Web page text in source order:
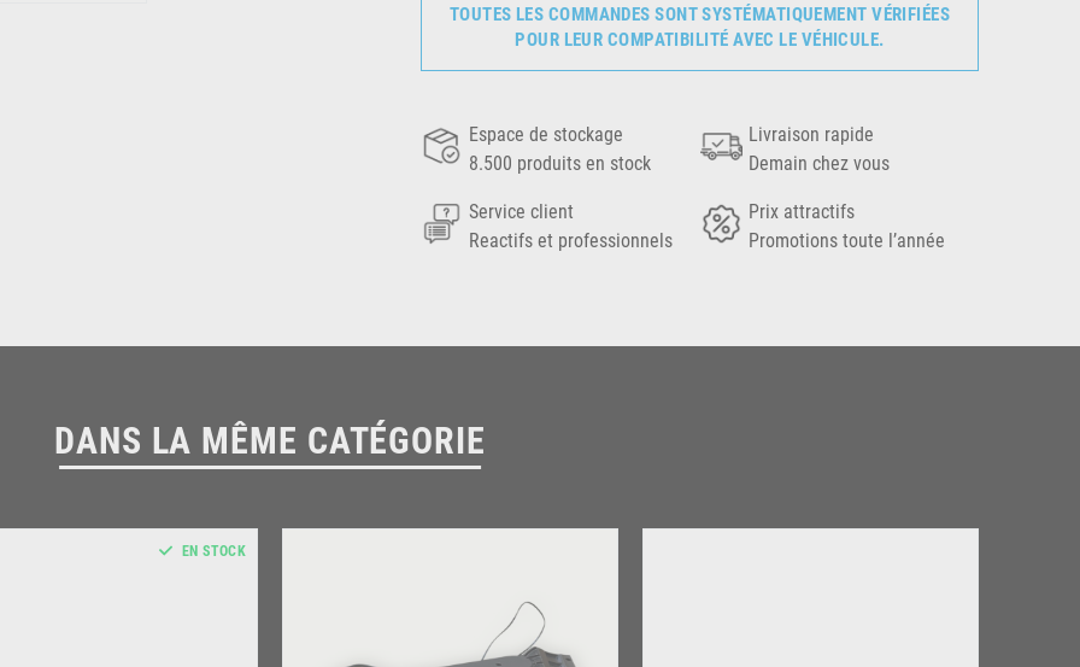
TOUTES LES COMMANDES SONT SYSTÉMATIQUEMENT VÉRIFIÉES
POUR LEUR COMPATIBILITÉ AVEC LE VÉHICULE.
Espace de stockage
8.500 produits en stock
Livraison rapide
Demain chez vous
Service client
Reactifs et professionnels
Prix attractifs
Promotions toute l’année
DANS LA MÊME CATÉGORIE
EN STOCK